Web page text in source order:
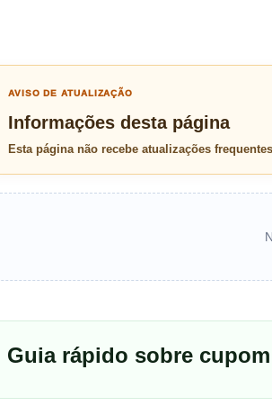
AVISO DE ATUALIZAÇÃO
Informações desta página
Esta página não recebe atualizações
Guia rápido sobre